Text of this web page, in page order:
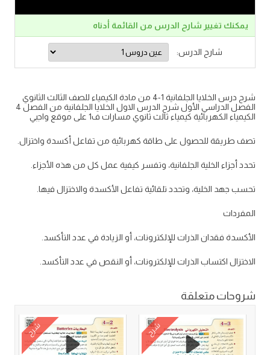
يمكنك تغيير شارح الدرس من القائمة أدناه
شارح الدرس:
شرح درس الخلايا الجلفانية 1-4 من مادة الكيمياء للصف الثالث الثانوي
الفصل الدراسي الأول شرح الدرس الاول الخلايا الجلفانية من الفصل 4
الكيمياء الكهربائية كيمياء ثالث ثانوي مسارات ف1 على موقع واجبي
تصف طريقة للحصول على طاقة كهربائية من تفاعل أكسدة واختزال.
تحدد أجزاء الخلية الجلفانية، وتفسر كيفية عمل كل من هذه الأجزاء.
تحسب جهد الخلية، وتحدد تلقائية تفاعل الأكسدة والاختزال فيها.
المفردات
الأكسدة فقدان الذرات للإلكترونات، أو الزيادة في عدد التأكسد.
الاختزال اكتساب الذرات للإلكترونات، أو النقص في عدد التأكسد.
شروحات متعلقة
شرح شرح